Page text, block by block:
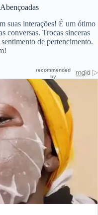
suas interações! É um ótimo
conversas. Trocas sinceras
de pertencimento.